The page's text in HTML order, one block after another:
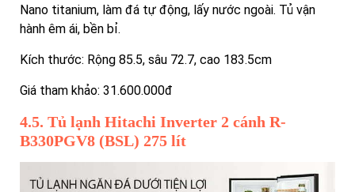
Nano titanium, làm đá tự động, lấy nước ngoài. Tủ vận
hành êm ái, bền bỉ.
Kích thước: Rộng 85.5, sâu 72.7, cao 183.5cm
Giá tham khảo: 31.600.000đ
4.5. Tủ lạnh Hitachi Inverter 2 cánh R-
B330PGV8 (BSL) 275 lít